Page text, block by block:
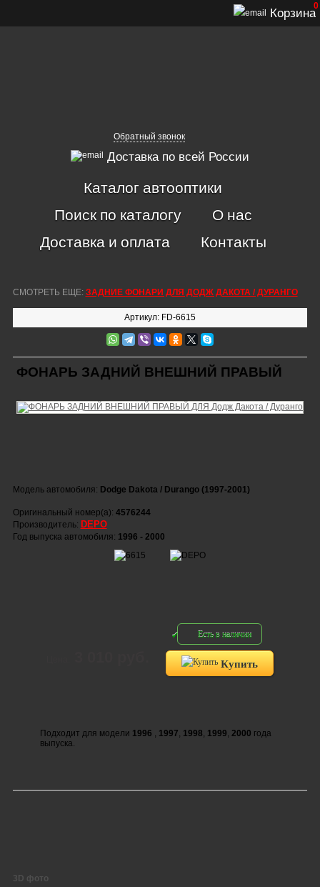
Обратный звонок
Доставка по всей России
Корзина
0
Каталог автооптики
Поиск по каталогу
О нас
Доставка и оплата
Контакты
СМОТРЕТЬ ЕЩЕ: ЗАДНИЕ ФОНАРИ ДЛЯ ДОДЖ ДАКОТА / ДУРАНГО
Артикул: FD-6615
ФОНАРЬ ЗАДНИЙ ВНЕШНИЙ ПРАВЫЙ
Модель автомобиля: Dodge Dakota / Durango (1997-2001)
Оригинальный номер(а): 4576244
Производитель: DEPO
Год выпуска автомобиля: 1996 - 2000
Есть в наличии
Купить
Подходит для модели 1996 , 1997, 1998, 1999, 2000 года
выпуска.
3D фото